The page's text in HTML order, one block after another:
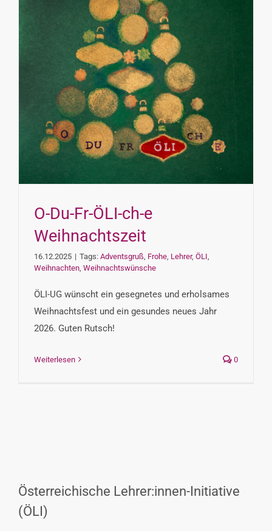
INTERESSENSVERTRETUNG
KONTAKT
O-Du-Fr-ÖLI-ch-e
Weihnachtszeit
16.12.2025 | Tags: Adventsgruß Frohe Lehrer, ÖLI
Weihnachten Weihnachtswünsche
ÖLI-UG wünscht ein gesegnetes und erholsames
Weihnachtsfest und ein gesundes neues Jahr
2026. Guten Rutsch!
Weiterlesen 0
Österreichische Lehrer:innen-Initiative
(ÖLI)